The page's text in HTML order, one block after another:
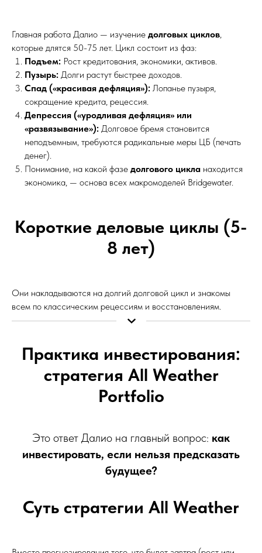
Главная работа Далио — изучение долговых циклов
которые длятся 50-75 лет. Цикл состоит из фаз:
Подъем: Рост кредитования, экономики, активов.
Пузырь: Долги растут быстрее доходов.
Спад («красивая дефляция»): Лопанье пузыря,
сокращение кредита, рецессия.
Депрессия («уродливая дефляция» или
«развязывание»): Долговое бремя становится
неподъемным, требуются радикальные меры ЦБ (печать
денег).
Понимание, на какой фазе долгового цикла находится
экономика, — основа всех макромоделей Bridgewater.
Короткие деловые циклы (5-
8 лет)
Они накладываются на долгий долговой цикл и знакомы
всем по классическим рецессиям и восстановлениям.
Практика инвестирования:
стратегия All Weather
Portfolio
Это ответ Далио на главный вопрос: как
инвестировать, если нельзя предсказать
будущее?
Суть стратегии All Weather